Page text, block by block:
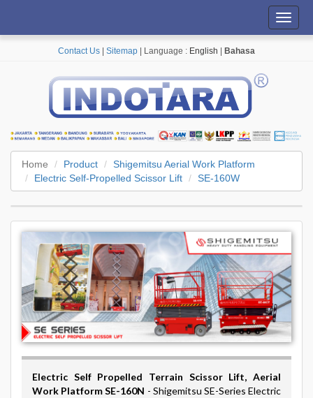
Contact Us Sitemap | Language : English Bahasa
Home Product
Shigemitsu Aerial Work Platform
Electric Self-Propelled Scissor Lift
SE-160W
Electric Self Propelled Terrain Scissor Lift, Aerial
Work Platform SE-160N - Shigemitsu SE-Series Electric